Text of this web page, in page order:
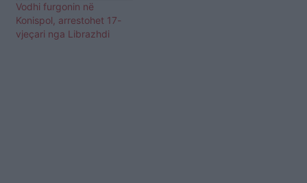
Vodhi furgonin në
Konispol, arrestohet 17-
vjeçari nga Librazhdi